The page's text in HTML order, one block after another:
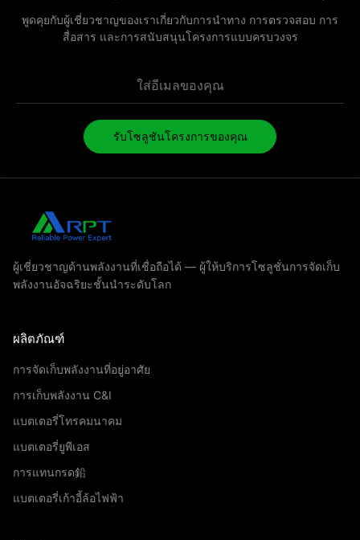
พูดคุยกับผู้เชี่ยวชาญของเราเกี่ยวกับการนำทาง การตรวจสอบ การ
สื่อสาร และการสนับสนุนโครงการแบบครบวงจร
รับโซลูชันโครงการของคุณ
ผู้เชี่ยวชาญด้านพลังงานที่เชื่อถือได้ — ผู้ให้บริการโซลูชั่นการจัดเก็บ
พลังงานอัจฉริยะชั้นนำระดับโลก
ผลิตภัณฑ์
การจัดเก็บพลังงานที่อยู่อาศัย
การเก็บพลังงาน C&I
แบตเตอรี่โทรคมนาคม
แบตเตอรี่ยูพีเอส
การแทนกรด鉛
แบตเตอรี่เก้าอี้ล้อไฟฟ้า